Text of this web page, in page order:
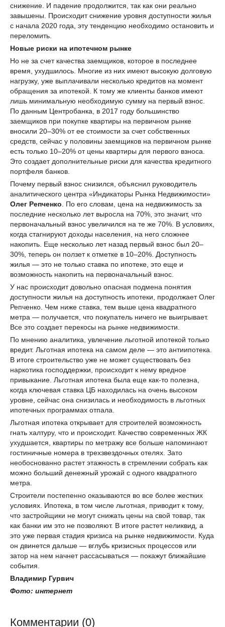
снижение. И падение продолжится, так как они реально
завышены. Происходит снижение уровня доступности жилья
с начала 2020 года, эту тенденцию необходимо остановить и
переломить.
Новые риски на ипотечном рынке
Но не за счет качества заемщиков, которое в последнее
время, ухудшилось. Многие из них имеют высокую долговую
нагрузку, уже выплачивали несколько кредитов на момент
обращения за ипотекой. К тому же клиенты банков имеют
лишь минимальную необходимую сумму на первый взнос.
По данным Центробанка, в 2017 году большинство
заемщиков при покупке квартиры на первичном рынке
вносили 20–30% от ее стоимости за счет собственных
средств, сейчас у половины заемщиков на первичном рынке
есть только 10–20% от цены квартиры для первого взноса.
Это создает дополнительные риски для качества кредитного
портфеля банков.
Почему первый взнос снизился, объяснил руководитель
аналитического центра «Индикаторы Рынка Недвижимости»
Олег Репченко . По его словам, цена на недвижимость за
последние несколько лет выросла на 70%, это значит, что
первоначальный взнос увеличился на те же 70%. В условиях,
когда стагнируют доходы населения, на него сложнее
накопить. Еще несколько лет назад первый взнос был 20–
30%, теперь он ползет к отметке в 10–20%. Доступность
жилья — это не только ставка по ипотеке, это еще и
возможность накопить на первоначальный взнос.
У нас происходит довольно опасная подмена понятия
доступности жилья на доступность ипотеки, продолжает Олег
Репченко. Чем ниже ставка, тем выше цена квадратного
метра — получается, что покупатель ничего не выигрывает.
Все это создает перекосы на рынке недвижимости.
По мнению аналитика, увлечение льготной ипотекой только
вредит. Льготная ипотека на самом деле — это антиипотека.
В итоге строительство уже не может существовать без
наркотика господдержки, происходит к нему вредное
привыкание. Льготная ипотека была еще как-то полезна,
когда ключевая ставка ЦБ находилась на очень высоком
уровне, сейчас она снизилась и необходимость в льготных
ипотечных программах отпала.
Льготная ипотека открывает для строителей возможность
гнать халтуру, что и происходит. Качество современных ЖК
ухудшается, квартиры по метражу все больше напоминают
гостиничные номера в трехзвездочных отелях. Зато
необоснованно растет этажность в стремлении собрать как
можно больший денежный урожай с одного квадратного
метра.
Строители постепенно оказываются во все более жестких
условиях. Ипотека, в том числе льготная, приводит к тому,
что застройщики не могут снижать цены на свой товар, так
как банки им это не позволяют. В итоге растет неликвид, а
это уже первая стадия кризиса на рынке недвижимости. Куда
он двинется дальше — вглубь кризисных процессов или
затор на нем начнет рассасываться — покажут ближайшие
события.
Владимир Гурвич
Фото: интернет
Комментарии (0)